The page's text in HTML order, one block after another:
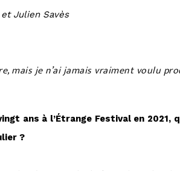
Julien Savès
mais je n’ai jamais vraiment voulu
ans à l’Étrange Festival en
?